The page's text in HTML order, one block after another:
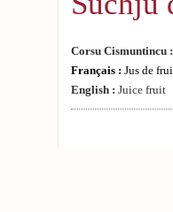
Corsu Cismuntincu :
Français : Jus de
English : Juice fruit